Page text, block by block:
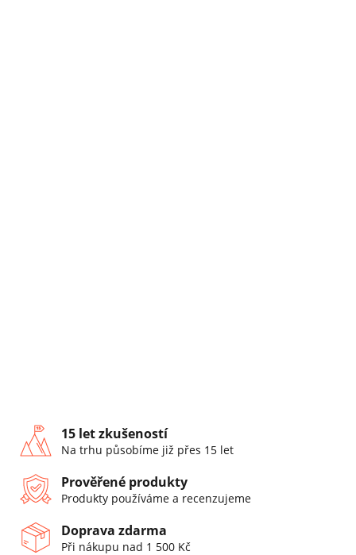
15 let zkušeností
Na trhu působíme již přes 15 let
Prověřené produkty
Produkty používáme a recenzujeme
Doprava zdarma
Při nákupu nad 1 500 Kč